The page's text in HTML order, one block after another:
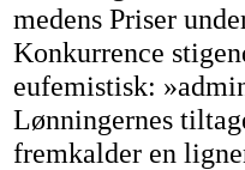
medens Priser
Konkurrence
eufemistisk:
Lønningernes
fremkalder en